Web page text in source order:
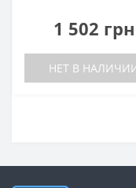
1 502 грн
НЕТ В